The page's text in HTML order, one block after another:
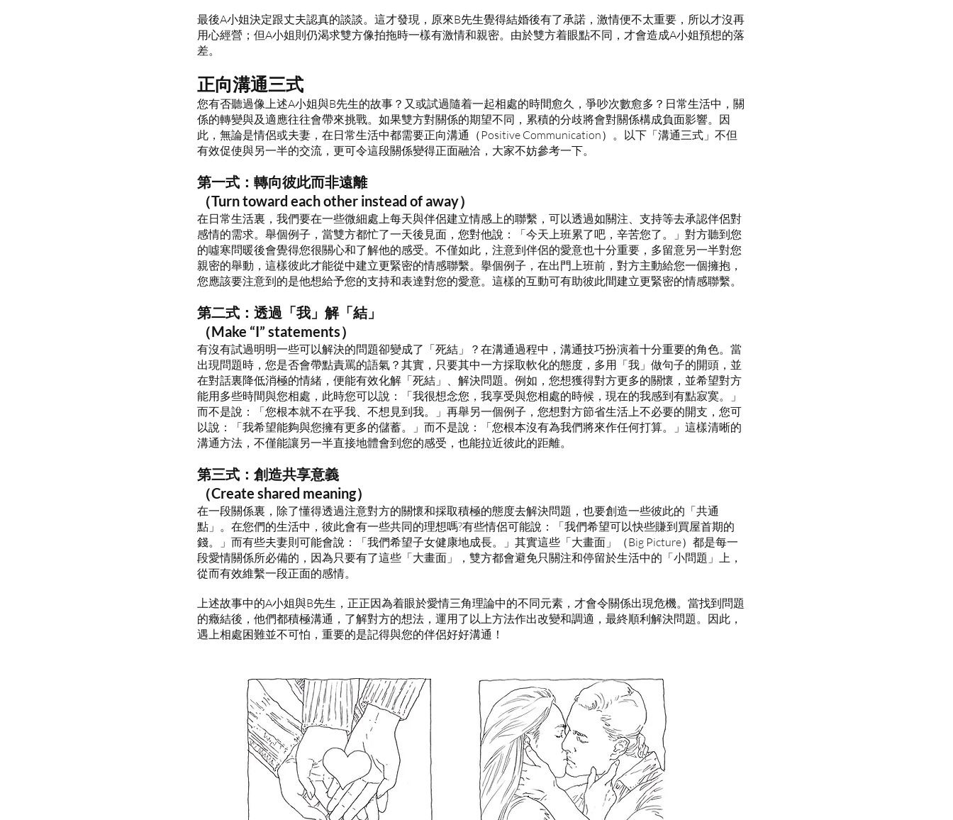
最後A小姐決定跟丈夫認真的談談。這才發現，原來B先生覺得結婚後有了承諾，激情便不太重要，所以才沒再
用心經營；但A小姐則仍渴求雙方像拍拖時一樣有激情和親密。由於雙方着眼點不同，才會造成A小姐預想的落
差。
正向溝通三式
您有否聽過像上述A小姐與B先生的故事？又或試過隨着一起相處的時間愈久，爭吵次數愈多？日常生活中，關
係的轉變與及適應往往會帶來挑戰。如果雙方對關係的期望不同，累積的分歧將會對關係構成負面影響。因
此，無論是情侶或夫妻，在日常生活中都需要正向溝通（Positive Communication）。以下「溝通三式」不但
有效促使與另一半的交流，更可令這段關係變得正面融洽，大家不妨參考一下。
第一式：轉向彼此而非遠離
（Turn toward each other instead of away）
在日常生活裏，我們要在一些微細處上每天與伴侶建立情感上的聯繫，可以透過如關注、支持等去承認伴侶對
感情的需求。舉個例子，當雙方都忙了一天後見面，您對他說：「今天上班累了吧，辛苦您了。」對方聽到您
的噓寒問暖後會覺得您很關心和了解他的感受。不僅如此，注意到伴侶的愛意也十分重要，多留意另一半對您
親密的舉動，這樣彼此才能從中建立更緊密的情感聯繫。擧個例子，在出門上班前，對方主動給您一個擁抱，
您應該要注意到的是他想給予您的支持和表達對您的愛意。這樣的互動可有助彼此間建立更緊密的情感聯繫。
第二式：透過「我」解「結」
（Make “I” statements）
有沒有試過明明一些可以解決的問題卻變成了「死結」？在溝通過程中，溝通技巧扮演着十分重要的角色。當
出現問題時，您是否會帶點責罵的語氣？其實，只要其中一方採取軟化的態度，多用「我」做句子的開頭，並
在對話裏降低消極的情緒，便能有效化解「死結」、解決問題。例如，您想獲得對方更多的關懷，並希望對方
能用多些時間與您相處，此時您可以說：「我很想念您，我享受與您相處的時候，現在的我感到有點寂寞。」
而不是說：「您根本就不在乎我、不想見到我。」再舉另一個例子，您想對方節省生活上不必要的開支，您可
以說：「我希望能夠與您擁有更多的儲蓄。」而不是說：「您根本沒有為我們將來作任何打算。」這樣清晰的
溝通方法，不僅能讓另一半直接地體會到您的感受，也能拉近彼此的距離。
第三式：創造共享意義
（Create shared meaning）
在一段關係裏，除了懂得透過注意對方的關懷和採取積極的態度去解決問題，也要創造一些彼此的「共通
點」。在您們的生活中，彼此會有一些共同的理想嗎?有些情侶可能說：「我們希望可以快些賺到買屋首期的
錢。」而有些夫妻則可能會說：「我們希望子女健康地成長。」其實這些「大畫面」（Big Picture）都是每一
段愛情關係所必備的，因為只要有了這些「大畫面」，雙方都會避免只關注和停留於生活中的「小問題」上，
從而有效維繫一段正面的感情。
上述故事中的A小姐與B先生，正正因為着眼於愛情三角理論中的不同元素，才會令關係出現危機。當找到問題
的癥結後，他們都積極溝通，了解對方的想法，運用了以上方法作出改變和調適，最終順利解決問題。因此，
遇上相處困難並不可怕，重要的是記得與您的伴侶好好溝通！